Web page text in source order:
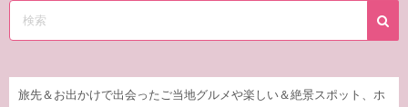
ッ
旅先＆お出かけで出会ったご当地グルメや楽しい＆絶景スポット、ホ